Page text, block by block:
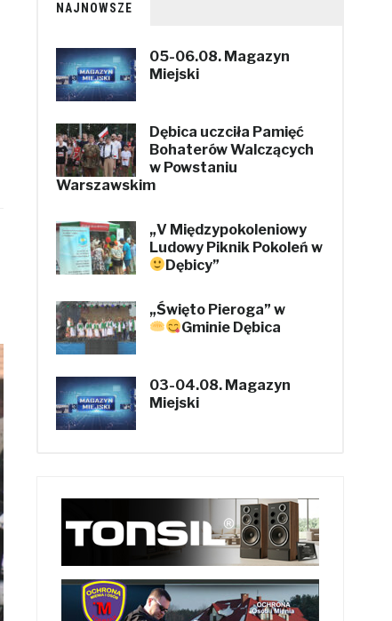
NAJNOWSZE
05-06.08. Magazyn
Miejski
Dębica uczciła Pamięć
Bohaterów Walczących
w Powstaniu
Warszawskim
„V Międzypokoleniowy
Ludowy Piknik Pokoleń w
Dębicy”
„Święto Pieroga” w
Gminie Dębica
03-04.08. Magazyn
Miejski